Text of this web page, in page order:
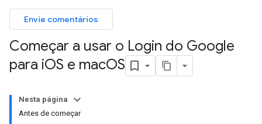
Envie comentários
Começar a usar o Login do Google
para iOS e macOS
Nesta página
Antes de começar